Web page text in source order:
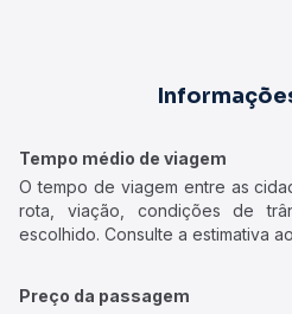
Tempo médio de viagem
O tempo de viagem entre as
rota, viação, condições de
escolhido. Consulte a estimativa
Preço da passagem